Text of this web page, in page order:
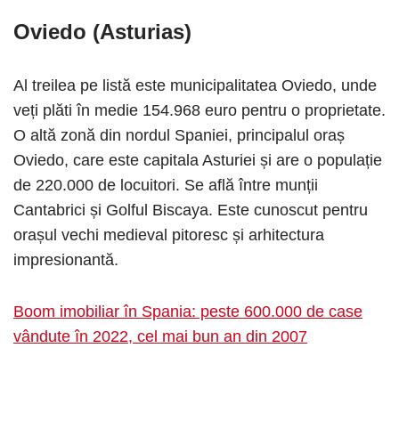
Oviedo (Asturias)
Al treilea pe listă este municipalitatea Oviedo, unde
veți plăti în medie 154.968 euro pentru o proprietate.
O altă zonă din nordul Spaniei, principalul oraș
Oviedo, care este capitala Asturiei și are o populație
de 220.000 de locuitori. Se află între munții
Cantabrici și Golful Biscaya. Este cunoscut pentru
orașul vechi medieval pitoresc și arhitectura
impresionantă.
Boom imobiliar în Spania: peste 600.000 de case
vândute în 2022, cel mai bun an din 2007